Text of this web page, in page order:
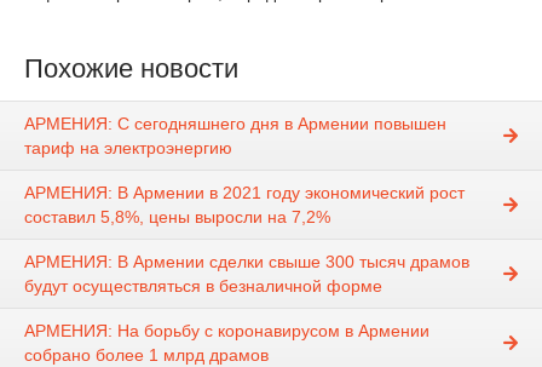
Похожие новости
АРМЕНИЯ: С сегодняшнего дня в Армении повышен
тариф на электроэнергию
АРМЕНИЯ: В Армении в 2021 году экономический рост
составил 5,8%, цены выросли на 7,2%
АРМЕНИЯ: В Армении сделки свыше 300 тысяч драмов
будут осуществляться в безналичной форме
АРМЕНИЯ: На борьбу с коронавирусом в Армении
собрано более 1 млрд драмов